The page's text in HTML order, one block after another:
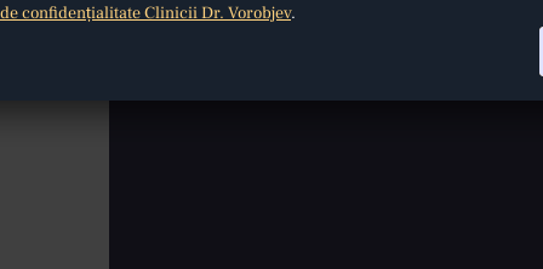
confidențialitate Clinicii Dr. Vorobjev.